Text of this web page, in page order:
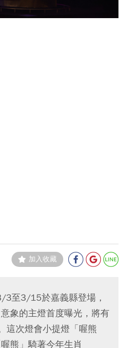
加入收藏
3至3/15於嘉義縣登場，
象的主燈首度曝光，將有
這次燈會小提燈「喔熊
熊」騎著今年生肖